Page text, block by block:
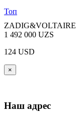
Топ
ZADIG&VOLTAIRE
1 492 000 UZS
124 USD
×
Наш адрес